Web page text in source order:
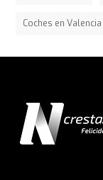
Coches en Valencia